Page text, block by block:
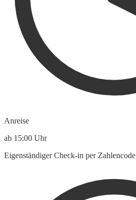
Anreise
ab 15:00 Uhr
Eigenständiger Check-in per Zahlencode